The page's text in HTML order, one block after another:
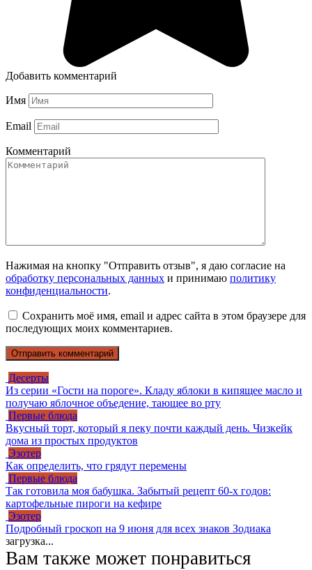
Добавить комментарий
Имя
Email
Комментарий
Нажимая на кнопку "Отправить отзыв", я даю согласие на
обработку персональных данных и принимаю политику
конфиденциальности.
Сохранить моё имя, email и адрес сайта в этом браузере для
последующих моих комментариев.
Десерты
Из серии «Гости на пороге». Кладу яблоки в кипящее масло и
получаю яблочное объедение, тающее во рту
Первые блюда
Вкусный торт, который я пеку почти каждый день. Чизкейк
дома из простых продуктов
Эзотер
Как определить, что грядут перемены
Первые блюда
Так готовила моя бабушка. Забытый рецепт 60-х годов:
картофельные пироги на кефире
Эзотер
Подробный гроскоп на 9 июня для всех знаков Зодиака
загрузка...
Вам также может понравиться